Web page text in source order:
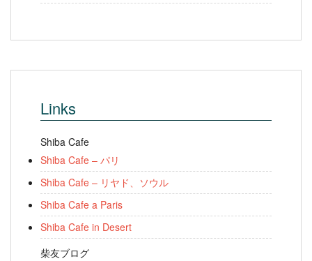
Links
Shiba Cafe
Shiba Cafe – パリ
Shiba Cafe – リヤド、ソウル
Shiba Cafe a Paris
Shiba Cafe in Desert
柴友ブログ